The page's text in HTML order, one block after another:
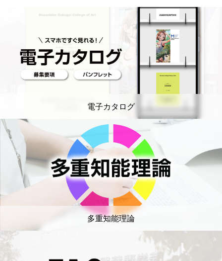
電子カタログ
多重知能理論